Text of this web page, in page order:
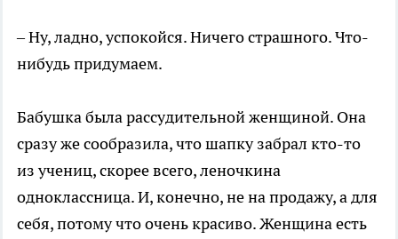
– Ну, ладно, успокойся. Ничего страшного. Что-
нибудь придумаем.
Бабушка была рассудительной женщиной. Она
сразу же сообразила, что шапку забрал кто-то
из учениц, скорее всего, леночкина
одноклассница. И, конечно, не на продажу, а для
себя, потому что очень красиво. Женщина есть